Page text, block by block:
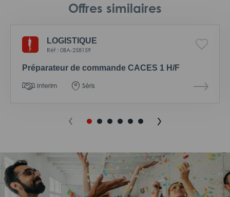
Offres similaires
LOGISTIQUE
Réf : 0BA-258159
Préparateur de commande CACES 1 H/F
Interim Séris